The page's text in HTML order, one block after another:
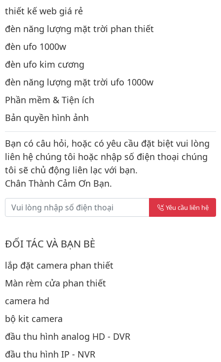
thiết kế web giá rẻ
đèn năng lượng mặt trời phan thiết
đèn ufo 1000w
đèn ufo kim cương
đèn năng lượng mặt trời ufo 1000w
Phần mềm & Tiện ích
Bản quyền hình ảnh
Bạn có câu hỏi, hoặc có yêu cầu đặt biệt vui lòng
liên hệ chúng tôi hoặc nhập số điện thoại chúng
tôi sẽ chủ động liên lạc với bạn.
Chân Thành Cảm Ơn Bạn.
Yêu cầu liên hệ
ĐỐI TÁC VÀ BẠN BÈ
lắp đặt camera phan thiết
Màn rèm cửa phan thiết
camera hd
bộ kit camera
đầu thu hình analog HD - DVR
đầu thu hình IP - NVR